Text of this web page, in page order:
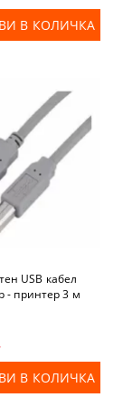
В КОЛИЧКА
USB кабел
- принтер 3 м
В КОЛИЧКА